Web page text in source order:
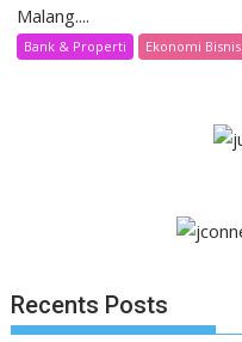
Malang....
Bank & Properti Ekonomi Bisnis
Recents Posts